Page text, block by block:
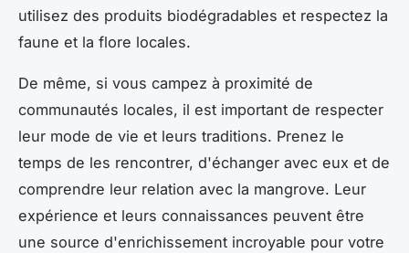
utilisez des produits biodégradables et respectez la
faune et la flore locales.
De même, si vous campez à proximité de
communautés locales, il est important de respecter
leur mode de vie et leurs traditions. Prenez le
temps de les rencontrer, d'échanger avec eux et de
comprendre leur relation avec la mangrove. Leur
expérience et leurs connaissances peuvent être
une source d'enrichissement incroyable pour votre